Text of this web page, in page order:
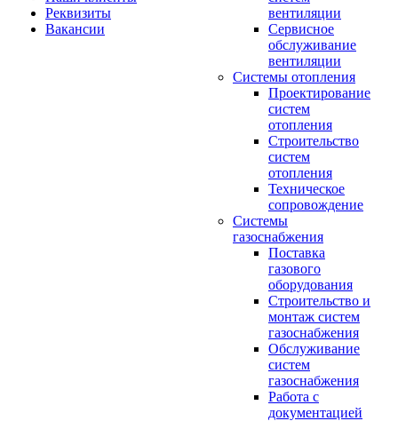
Реквизиты
Вакансии
вентиляции
Сервисное
обслуживание
вентиляции
Системы отопления
Проектирование
систем
отопления
Строительство
систем
отопления
Техническое
сопровождение
Системы
газоснабжения
Поставка
газового
оборудования
Строительство и
монтаж систем
газоснабжения
Обслуживание
систем
газоснабжения
Работа с
документацией